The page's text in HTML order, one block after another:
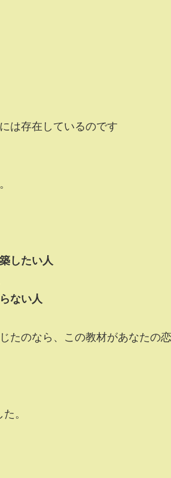
は存在しているのです
したい人
ない人
たのなら、この教材があなたの
。